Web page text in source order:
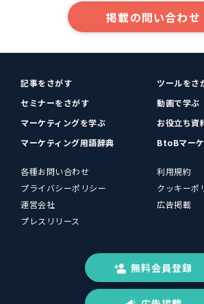
掲載の問い合わせ
記事をさがす
ツールをさ
セミナーをさがす
動画で学ぶ
マーケティングを学ぶ
お役立ち資
マーケティング用語辞典
BtoBマー
各種お問い合わせ
利用規約
プライバシーポリシー
クッキーポ
運営会社
広告掲載
プレスリリース
無料会員登録